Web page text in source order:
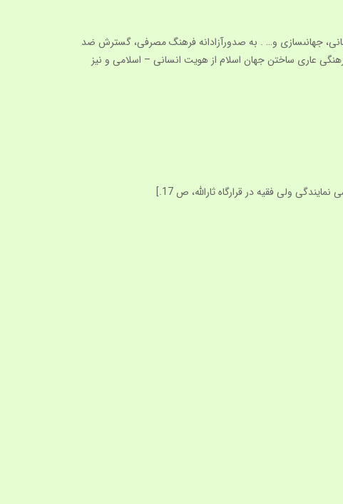
جهانى‏سازى و… . به صدورآزادانه فرهنگ مصرفى، گسترش ضد
عارى ساختن جهان اسلام از هويت انسانى – اسلامى و نيز
ولى فقيه در قرارگاه ثاراللَّه، ص 17.]